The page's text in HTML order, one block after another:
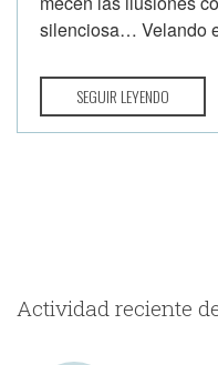
silenciosa… Velando
SEGUIR LEYENDO
Actividad reciente